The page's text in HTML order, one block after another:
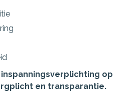
op
en transparantie.